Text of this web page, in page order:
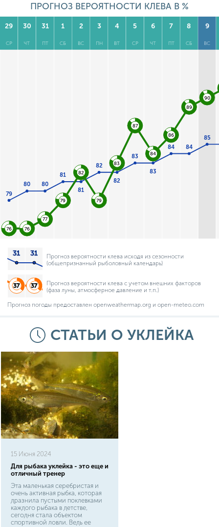
ПРОГНОЗ ВЕРОЯТНОСТИ КЛЕВА В %
29
СР
30
ЧТ
31
ПТ
1
СБ
2
ВС
3
ПН
4
ВТ
5
СР
6
ЧТ
7
ПТ
8
СБ
9
ВС
79
80 80
81
81
82
82
83
83
84 84
85
76 76
77
79
82
79
83
87
84
86
89
90
Прогноз вероятности клева исходя из сезонности
(общепризнанный рыболовный календарь)
Прогноз вероятности клева с учетом внешних факторов
(фаза луны, атмосферное давление и т.п.)
Прогноз погоды предоставлен openweathermap.org и open-meteo.com
СТАТЬИ О УКЛЕЙКА
15 Июня 2024
Для рыбака уклейка - это еще и
отличный тренер
Эта маленькая серебристая и
очень активная рыбка, которая
дразнила пустыми поклевками
каждого рыбака в детстве,
сегодня стала объектом
спортивной ловли. Ведь ее